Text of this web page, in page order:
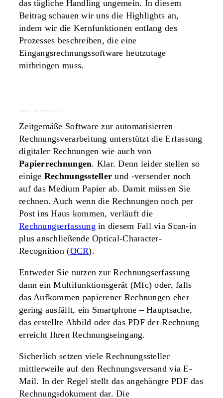
das tägliche Handling ungemein. In diesem
Beitrag schauen wir uns die Highlights an,
indem wir die Kernfunktionen entlang des
Prozesses beschreiben, die eine
Eingangsrechnungssoftware heutzutage
mitbringen muss.
Zeitgemäße Software zur automatisierten
Rechnungsverarbeitung unterstützt die Erfassung
digitaler Rechnungen wie auch von
Papierrechnungen. Klar. Denn leider stellen so
einige Rechnungssteller und -versender noch
auf das Medium Papier ab. Damit müssen Sie
rechnen. Auch wenn die Rechnungen noch per
Post ins Haus kommen, verläuft die
Rechnungserfassung in diesem Fall via Scan-in
plus anschließende Optical-Character-
Recognition (OCR).
Entweder Sie nutzen zur Rechnungserfassung
dann ein Multifunktionsgerät (Mfc) oder, falls
das Aufkommen papierener Rechnungen eher
gering ausfällt, ein Smartphone – Hauptsache,
das erstellte Abbild oder das PDF der Rechnung
erreicht Ihren Rechnungseingang.
Sicherlich setzen viele Rechnungssteller
mittlerweile auf den Rechnungsversand via E-
Mail. In der Regel stellt das angehängte PDF das
Rechnungsdokument dar. Die